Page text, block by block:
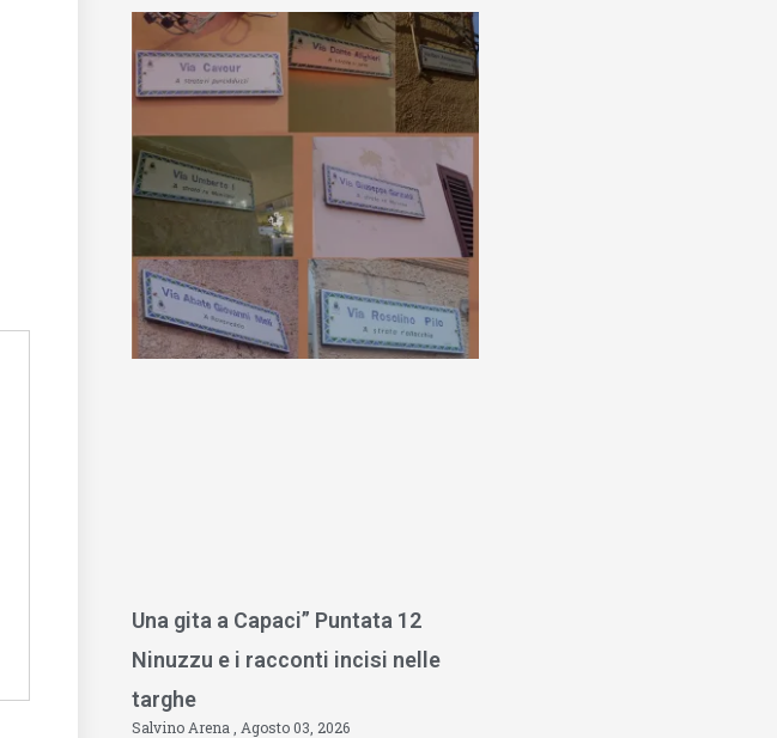
f
Una gita a Capaci” Puntata 12
Ninuzzu e i racconti incisi nelle
targhe
Salvino Arena Agosto 03, 2026